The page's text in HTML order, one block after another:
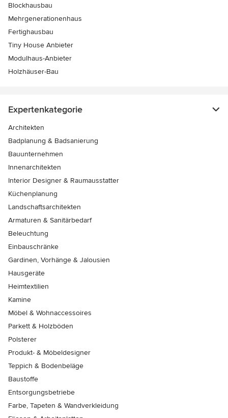
Blockhausbau
Mehrgenerationenhaus
Fertighausbau
Tiny House Anbieter
Modulhaus-Anbieter
Holzhäuser-Bau
Expertenkategorie
Architekten
Badplanung & Badsanierung
Bauunternehmen
Innenarchitekten
Interior Designer & Raumausstatter
Küchenplanung
Landschaftsarchitekten
Armaturen & Sanitärbedarf
Beleuchtung
Einbauschränke
Gardinen, Vorhänge & Jalousien
Hausgeräte
Heimtextilien
Kamine
Möbel & Wohnaccessoires
Parkett & Holzböden
Polsterer
Produkt- & Möbeldesigner
Teppich & Bodenbeläge
Baustoffe
Entsorgungsbetriebe
Farbe, Tapeten & Wandverkleidung